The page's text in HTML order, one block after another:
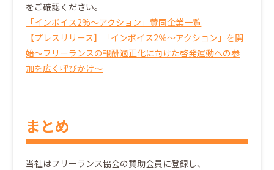
をご確認ください。
「インボイス2%～アクション」賛同企業一覧
【プレスリリース】「インボイス2％～アクション」を開
始～フリーランスの報酬適正化に向けた啓発運動への参
加を広く呼びかけ～
まとめ
当社はフリーランス協会の賛助会員に登録し、